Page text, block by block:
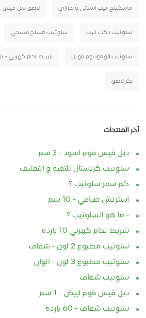
ماسكينج تيب انشائي و حراري
سلوتيب دكت تيب
شريط لحام كهربي -
بكر لاصق
أخر المنتجات
دبل فيس فوم اسود - 3 سم
سلوتيب كريستال للتعبه و التغليف
كم سعر سلوتيب ؟
استرتش صناعي - 10 سم
- ما هو السلوتيب ؟
شريط لحام كهربي 10 يارده
سلوتيب مطبوع 2 لون - شفاف
سلوتيب مطبوع 3 لون - الوان
سلوتيب شفاف
دبل فيس فوم ابيض - 1 سم
سلوتيب شفاف - 60 يارده